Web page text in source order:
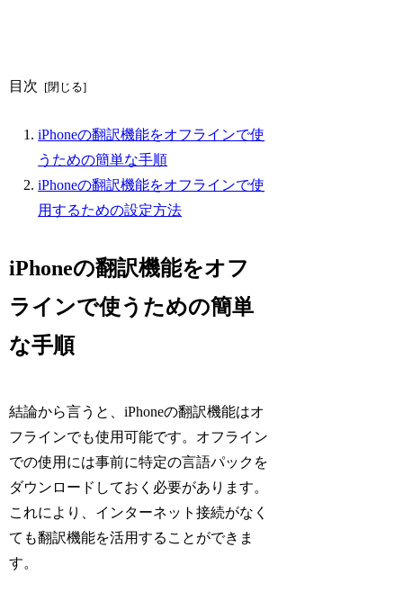
目次
iPhoneの翻訳機能をオフラインで使
うための簡単な手順
iPhoneの翻訳機能をオフラインで使
用するための設定方法
iPhoneの翻訳機能をオフ
ラインで使うための簡単
な手順
結論から言うと、iPhoneの翻訳機能はオ
フラインでも使用可能です。オフライン
での使用には事前に特定の言語パックを
ダウンロードしておく必要があります。
これにより、インターネット接続がなく
ても翻訳機能を活用することができま
す。